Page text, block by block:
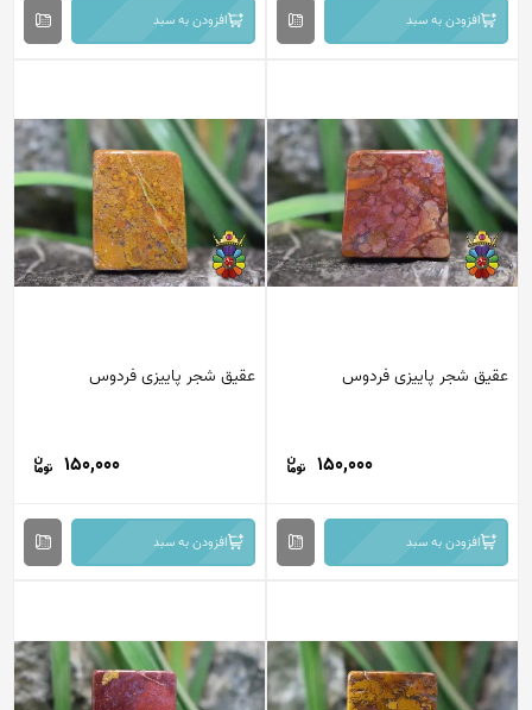
افزودن به سبد افزودن به سبد
عقیق شجر پاییزی فردوس
150,000
افزودن به سبد
عقیق شجر پاییزی فردوس
150,000
افزودن به سبد